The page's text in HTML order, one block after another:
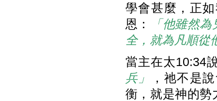
學會甚麼，正
恩：
「他雖然
全，就為凡順從
當主在太10:34
兵」
，祂不是
衡，就是神的勢